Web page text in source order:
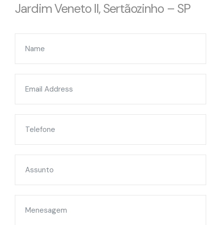
Jardim Veneto II, Sertãozinho – SP